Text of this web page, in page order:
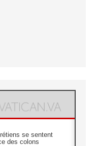
se sentent
des colons